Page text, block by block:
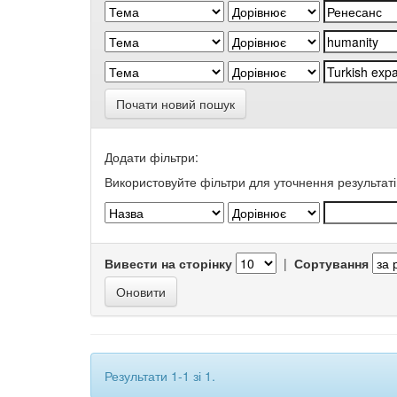
Почати новий пошук
Додати фільтри:
Використовуйте фільтри для уточнення
Вивести на сторінку | Сортування
Результати 1-1 зі 1.